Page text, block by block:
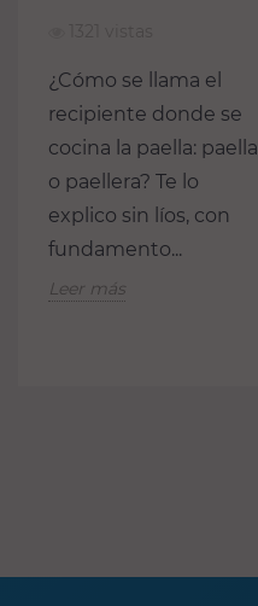
¿Cómo se llama el
recipiente donde se
cocina la paella: paella
o paellera? Te lo
explico sin líos, con
fundamento...
Leer más